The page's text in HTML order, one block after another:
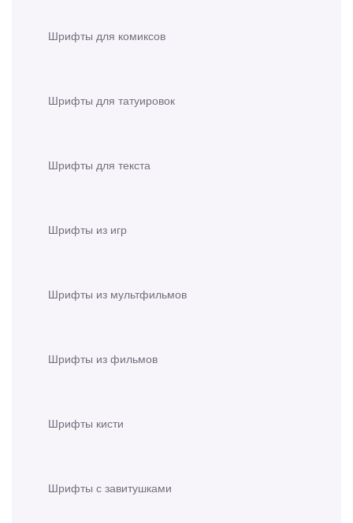
Шрифты для комиксов
Шрифты для татуировок
Шрифты для текста
Шрифты из игр
Шрифты из мультфильмов
Шрифты из фильмов
Шрифты кисти
Шрифты с завитушками